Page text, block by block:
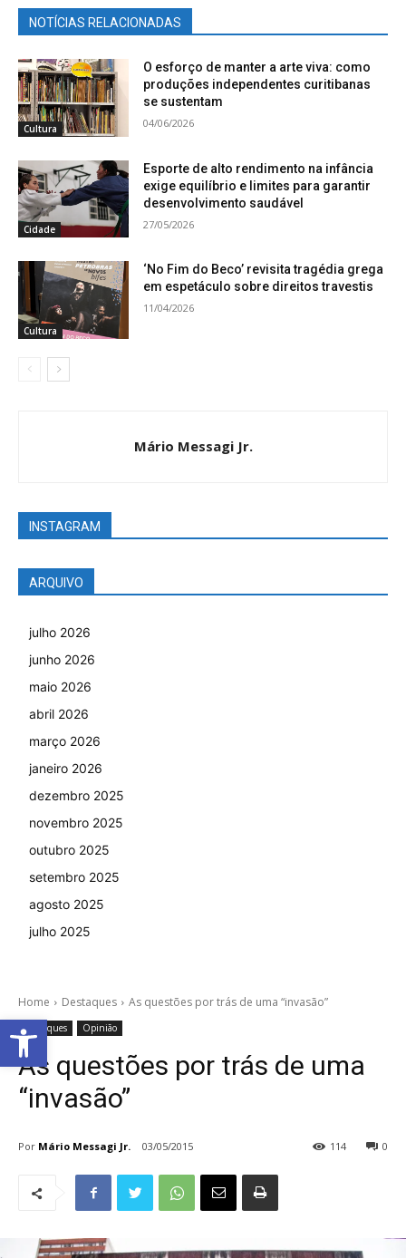
NOTÍCIAS RELACIONADAS
Cultura
O esforço de manter a arte viva: como
produções independentes curitibanas
se sustentam
04/06/2026
Cidade
Esporte de alto rendimento na infância
exige equilíbrio e limites para garantir
desenvolvimento saudável
27/05/2026
Cultura
‘No Fim do Beco’ revisita tragédia grega
em espetáculo sobre direitos travestis
11/04/2026
Mário Messagi Jr.
INSTAGRAM
ARQUIVO
julho 2026
junho 2026
maio 2026
abril 2026
março 2026
janeiro 2026
dezembro 2025
novembro 2025
outubro 2025
setembro 2025
agosto 2025
julho 2025